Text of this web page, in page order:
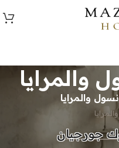
والمرايا
والمرايا
جورجيان